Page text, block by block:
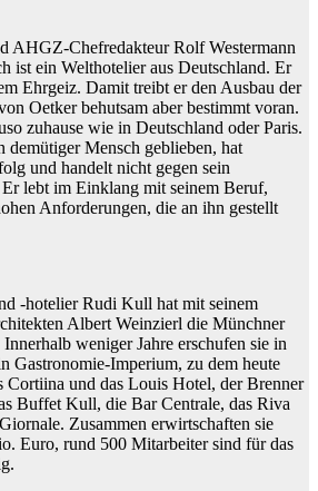
AHGZ-Chefredakteur Rolf Westermann
ist ein Welthotelier aus Deutschland. Er
Ehrgeiz. Damit treibt er den Ausbau der
Oetker behutsam aber bestimmt voran.
zuhause wie in Deutschland oder Paris.
demütiger Mensch geblieben, hat
und handelt nicht gegen sein
lebt im Einklang mit seinem Beruf,
Anforderungen, die an ihn gestellt
-hotelier Rudi Kull hat mit seinem
Albert Weinzierl die Münchner
weniger Jahre erschufen sie in
Gastronomie-Imperium, zu dem heute
Cortiina und das Louis Hotel, der Brenner
Buffet Kull, die Bar Centrale, das Riva
Zusammen erwirtschaften sie
Euro, rund 500 Mitarbeiter sind für das